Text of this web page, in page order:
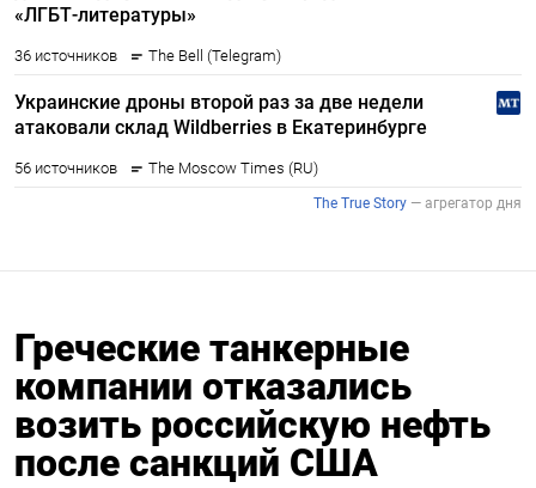
Греческие танкерные
компании отказались
возить российскую нефть
после санкций США